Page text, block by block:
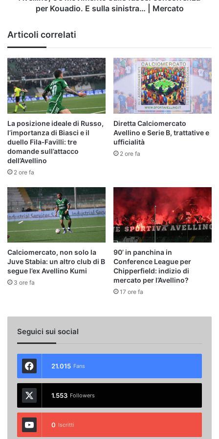
per Kouadio. E sulla sinistra… | Mercato
Articoli correlati
La posizione ideale di Russo,
l’importanza di Biasci e il
duello Fila‑Favilli: tre
domande sull’attacco
dell’Avellino
2 ore fa
Diretta Calciomercato
Avellino e Serie B, trattative e
ufficialità
2 ore fa
Calciomercato, non solo la
Juve Stabia: un altro club di B
segue l’ex Avellino Kumi
3 ore fa
90’ in panchina in
Conference League per
Chipperfield: indizio di
mercato per l’Avellino?
17 ore fa
Seguici sui social
21.015 Fans
1.553 Followers
0 Iscritti